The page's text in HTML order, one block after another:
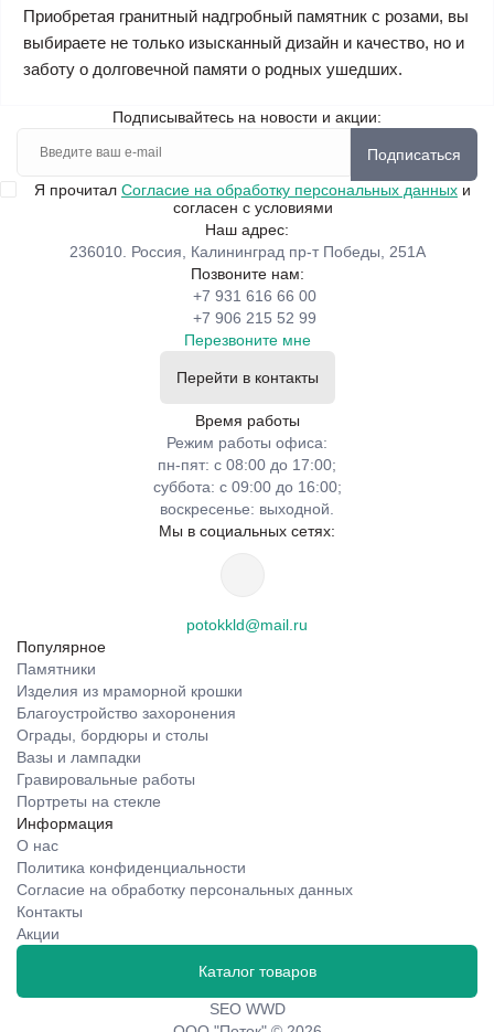
Приобретая гранитный надгробный памятник с розами, вы
выбираете не только изысканный дизайн и качество, но и
заботу о долговечной памяти о родных ушедших.
Подписывайтесь на новости и акции:
Подписаться
Я прочитал Согласие на обработку персональных данных и
согласен с условиями
Наш адрес:
236010. Россия, Калининград пр-т Победы, 251А
Позвоните нам:
+7 931 616 66 00
+7 906 215 52 99
Перезвоните мне
Перейти в контакты
Время работы
Режим работы офиса:
пн-пят: с 08:00 до 17:00;
суббота: с 09:00 до 16:00;
воскресенье: выходной.
Мы в социальных сетях:
potokkld@mail.ru
Популярное
Памятники
Изделия из мраморной крошки
Благоустройство захоронения
Ограды, бордюры и столы
Вазы и лампадки
Гравировальные работы
Портреты на стекле
Информация
О нас
Политика конфиденциальности
Согласие на обработку персональных данных
Контакты
Акции
Каталог товаров
SEO WWD